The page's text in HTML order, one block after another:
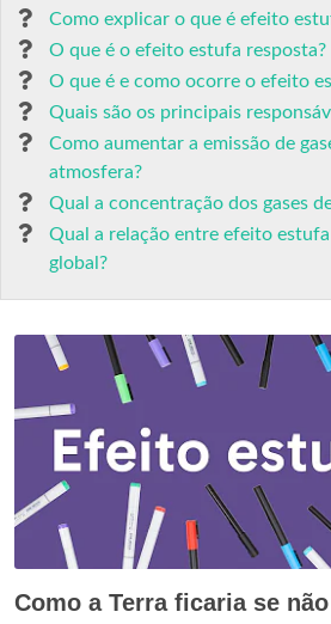
Como explicar o que é efeito
O que é o efeito estufa resposta?
O que é e como ocorre o efeito
Quais são os principais
Como aumentar a emissão de
atmosfera?
Qual a concentração dos gases
Qual a relação entre efeito
global?
Como a Terra ficaria se